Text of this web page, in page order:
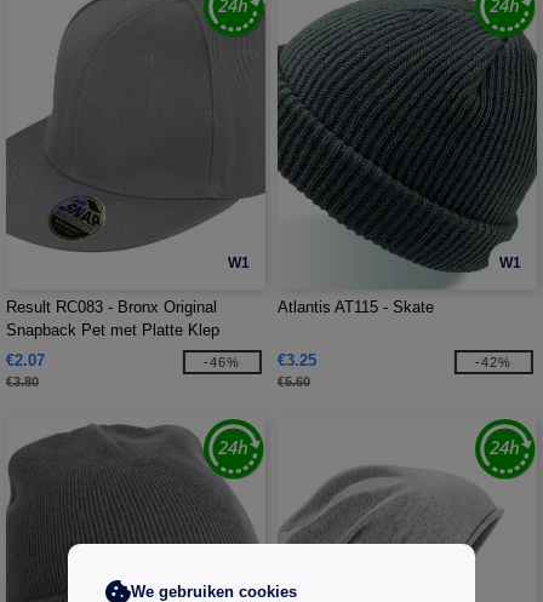
W1
Result RC083 - Bronx Original
Snapback Pet met Platte Klep
€2.07
€3.80
-46%
W1
Atlantis AT115 - Skate
€3.25
€5.60
-42%
We gebruiken cookies